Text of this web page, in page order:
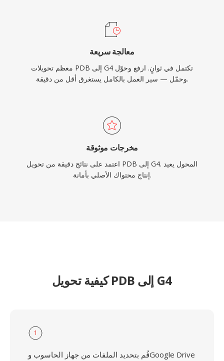
معالجة سريعة
معظم تحويلات PDB إلى G4 تكتمل في ثوانٍ. ارفع وحوّل
وحمّل — سير العمل بالكامل يستغرق أقل من دقيقة.
مخرجات موثوقة
اعتمد على نتائج دقيقة من تحويل PDB إلى G4. المحول يعيد
إنتاج محتواك الأصلي بأمانة.
كيفية تحويل PDB إلى G4
1
قُم بتحديد الملفات من جهاز الحاسوب وGoogle Drive